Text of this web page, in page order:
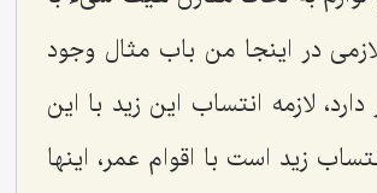
در اینجا من باب مثال وجود
لازمه انتساب این زید با این
زید است با اقوام عمر، اینها